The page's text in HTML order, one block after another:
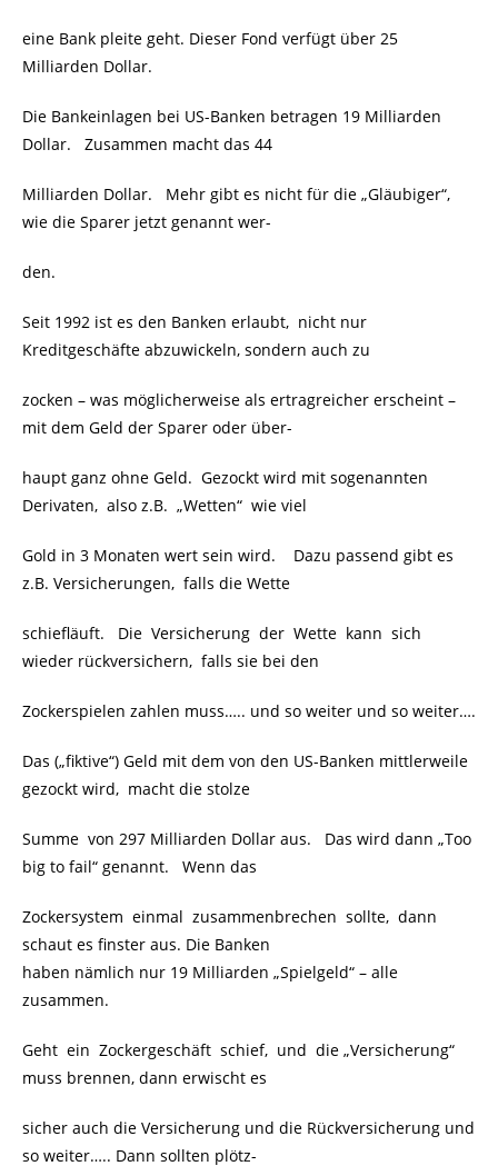
eine Bank pleite geht. Dieser Fond verfügt über 25
Milliarden Dollar.
Die Bankeinlagen bei US-Banken betragen 19 Milliarden
Dollar. Zusammen macht das 44
Milliarden Dollar. Mehr gibt es nicht für die „Gläubiger“,
wie die Sparer jetzt genannt wer-
den.
Seit 1992 ist es den Banken erlaubt, nicht nur
Kreditgeschäfte abzuwickeln, sondern auch zu
zocken – was möglicherweise als ertragreicher erscheint –
mit dem Geld der Sparer oder über-
haupt ganz ohne Geld. Gezockt wird mit sogenannten
Derivaten, also z.B. „Wetten“ wie viel
Gold in 3 Monaten wert sein wird. Dazu passend gibt es
z.B. Versicherungen, falls die Wette
schiefläuft. Die Versicherung der Wette kann sich
wieder rückversichern, falls sie bei den
Zockerspielen zahlen muss….. und so weiter und so weiter….
Das („fiktive“) Geld mit dem von den US-Banken mittlerweile
gezockt wird, macht die stolze
Summe von 297 Milliarden Dollar aus. Das wird dann „Too
big to fail“ genannt. Wenn das
Zockersystem einmal zusammenbrechen sollte, dann
schaut es finster aus. Die Banken
haben nämlich nur 19 Milliarden „Spielgeld“ – alle
zusammen.
Geht ein Zockergeschäft schief, und die „Versicherung“
muss brennen, dann erwischt es
sicher auch die Versicherung und die Rückversicherung und
so weiter….. Dann sollten plötz-